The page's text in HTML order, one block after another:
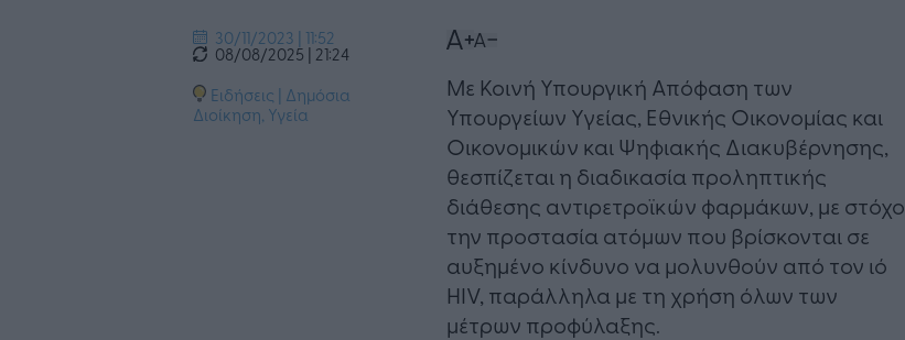
30/11/2023 | 11:52
08/08/2025 | 21:24
Ειδήσεις | Δημόσια
Διοίκηση, Υγεία
Με Κοινή Υπουργική Απόφαση των
Υπουργείων Υγείας, Εθνικής Οικονομίας και
Οικονομικών και Ψηφιακής Διακυβέρνησης,
θεσπίζεται η διαδικασία προληπτικής
διάθεσης αντιρετροϊκών φαρμάκων, με στόχο
την προστασία ατόμων που βρίσκονται σε
αυξημένο κίνδυνο να μολυνθούν από τον ιό
HIV, παράλληλα με τη χρήση όλων των
μέτρων προφύλαξης.